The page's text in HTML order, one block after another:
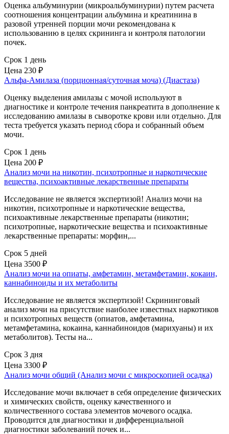
Оценка альбуминурии (микроальбуминурии) путем расчета
соотношения концентрации альбумина и креатинина в
разовой утренней порции мочи рекомендована к
использованию в целях скрининга и контроля патологии
почек.
Срок 1 день
Цена 230 ₽
Альфа-Амилаза (порционная/суточная моча) (Диастаза)
Оценку выделения амилазы с мочой используют в
диагностике и контроле течения панкреатита в дополнение к
исследованию амилазы в сыворотке крови или отдельно. Для
теста требуется указать период сбора и собранный объем
мочи.
Срок 1 день
Цена 200 ₽
Анализ мочи на никотин, психотропные и наркотические
вещества, психоактивные лекарственные препараты
Исследование не является экспертизой! Анализ мочи на
никотин, психотропные и наркотические вещества,
психоактивные лекарственные препараты (никотин;
психотропные, наркотические вещества и психоактивные
лекарственные препараты: морфин,...
Срок 5 дней
Цена 3500 ₽
Анализ мочи на опиаты, амфетамин, метамфетамин, кокаин,
каннабиноиды и их метаболиты
Исследование не является экспертизой! Скрининговый
анализ мочи на присутствие наиболее известных наркотиков
и психотропных веществ (опиатов, амфетамина,
метамфетамина, кокаина, каннабиноидов (марихуаны) и их
метаболитов). Тесты на...
Срок 3 дня
Цена 3300 ₽
Анализ мочи общий (Анализ мочи с микроскопией осадка)
Исследование мочи включает в себя определение физических
и химических свойств, оценку качественного и
количественного состава элементов мочевого осадка.
Проводится для диагностики и дифференциальной
диагностики заболеваний почек и...